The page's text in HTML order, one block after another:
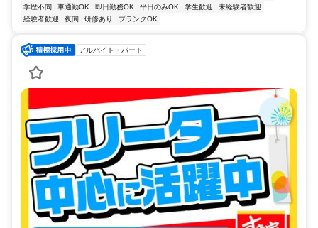
学歴不問
車通勤OK 即日勤務OK 平日のみOK 学生歓迎
未経験者歓迎
経験者歓迎
夜間 研修あり ブランクOK
アルバイト・パート